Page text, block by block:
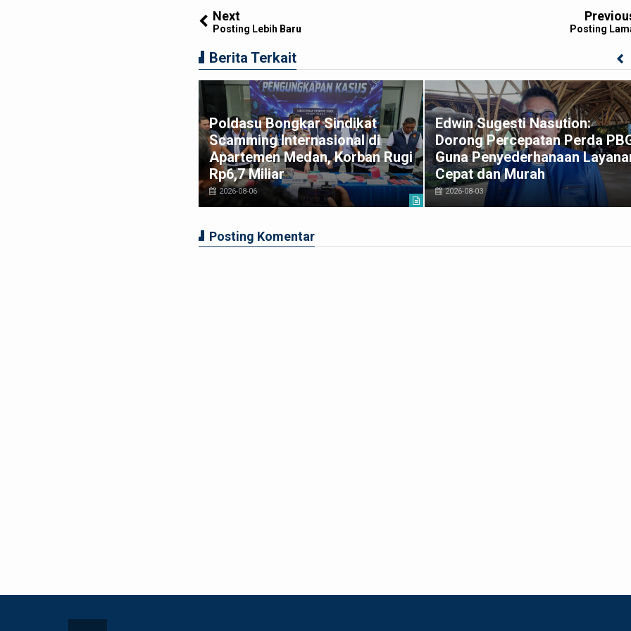
Next
Posting Lebih Baru Posting
Berita Terkait
Poldasu Bongkar Sindikat
Scamming Internasional di
Apartemen Medan, Korban Rugi
Rp6,7 Miliar
2026-08-06
Edwin Sugesti Nasution:
Dorong Percepatan Perda
Guna Penyederhanaan
Cepat dan Murah
2026-08-03
Posting Komentar